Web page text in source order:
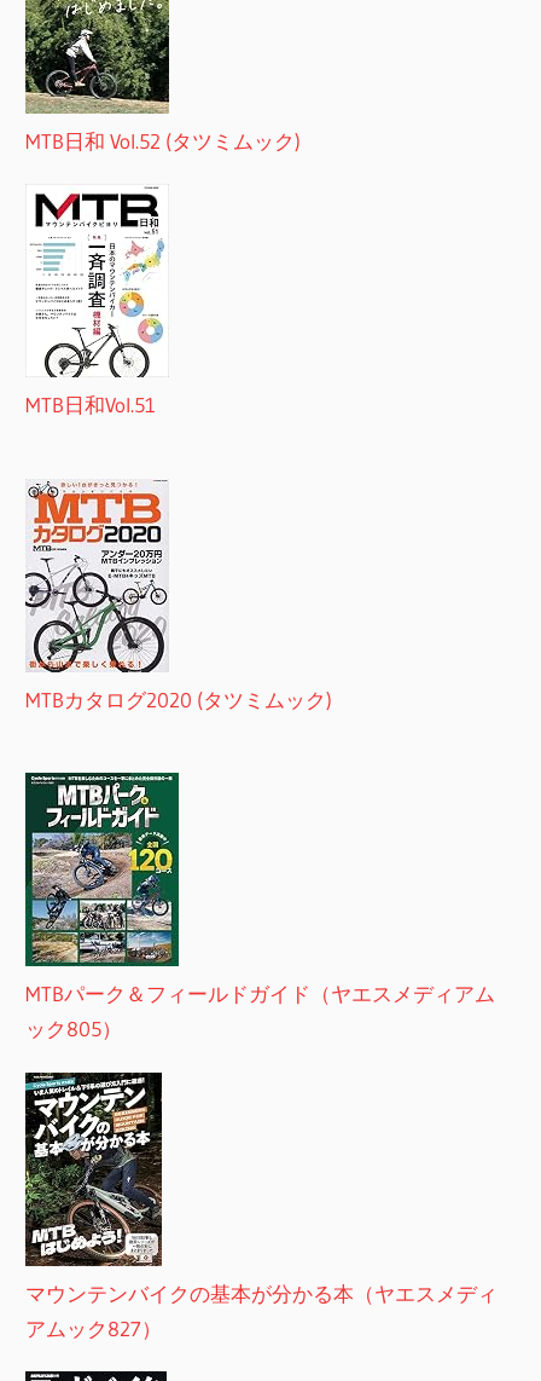
MTB日和 Vol.52 (タツミムック)
MTB日和Vol.51
MTBカタログ2020 (タツミムック)
MTBパーク＆フィールドガイド（ヤエスメディアム
ック805）
マウンテンバイクの基本が分かる本（ヤエスメディ
アムック827）